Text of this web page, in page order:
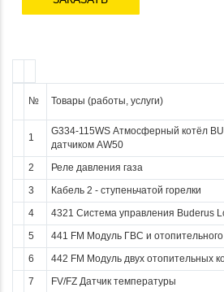
№ Товары (работы, услуги)
1
G334-115WS Атмосферный котёл
датчиком AW50
2
Реле давления газа
3
Кабель 2 - ступеньчатой горелки
4
4321 Система управления Buderus
5
441 FM Модуль ГВС и отопительного
6
442 FM Модуль двух отопительных
7
FV/FZ Датчик температуры